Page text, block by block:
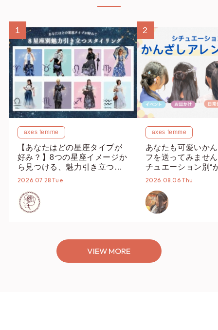
1
axes femme
【あなたはどの星座タイプが
好み？】8つの星座イメージか
ら見つける、魅力引き立つス
タイリング♡
2026.07.28 Tue
2
axes femme
あなたも可愛いか
フを送ってみませ
チュエーション別“
オススメ【ショッ
2026.08.06 Thu
VIEW MORE